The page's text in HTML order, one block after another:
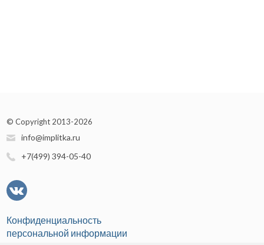
© Copyright 2013-2026
info@implitka.ru
+7(499) 394-05-40
Конфиденциальность
персональной информации